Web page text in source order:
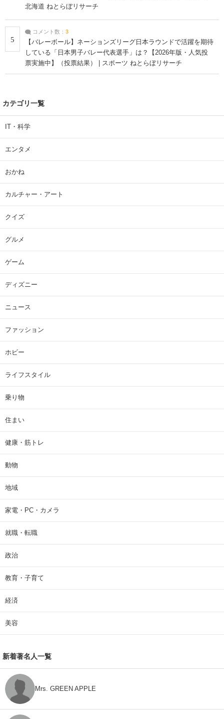
北海道 ねとらぼリサーチ
5
コメント数： 3
【バレーボール】ネーションズリーグ日本ラウンドで活躍を期待
している「日本男子バレー代表選手」は？【2026年版・人気投
票実施中】（投票結果） | スポーツ ねとらぼリサーチ
カテゴリ一覧
IT・科学
エンタメ
おかね
カルチャー・アート
クイズ
グルメ
ゲーム
ディズニー
ニュース
ファッション
ホビー
ライフスタイル
乗り物
住まい
健康・筋トレ
動物
地域
家電・PC・カメラ
就職・転職
政治
教育・子育て
経済
美容
新着著名人一覧
Mrs. GREEN APPLE